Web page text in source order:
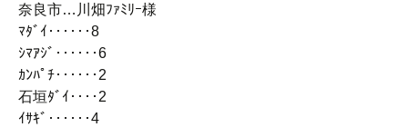
奈良市…川畑ﾌｧﾐﾘｰ様
ﾏﾀﾞｲ‥‥‥8
ｼﾏｱｼﾞ‥‥‥6
ｶﾝﾊﾟﾁ‥‥‥2
石垣ﾀﾞｲ‥‥2
ｲｻｷﾞ‥‥‥4